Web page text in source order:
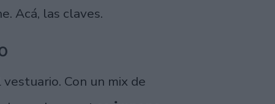
Acá, las claves.
Con un mix de